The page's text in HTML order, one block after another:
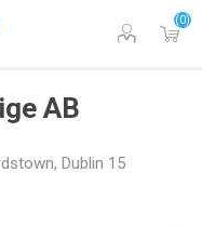
(0)
AB
Dublin 15